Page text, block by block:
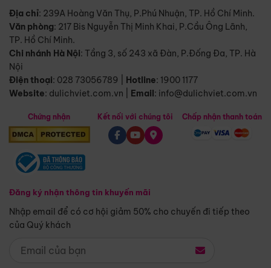
Địa chỉ: 239A Hoàng Văn Thụ, P.Phú Nhuận, TP. Hồ Chí Minh.
Văn phòng: 217 Bis Nguyễn Thị Minh Khai, P.Cầu Ông Lãnh,
TP. Hồ Chí Minh.
Chi nhánh Hà Nội: Tầng 3, số 243 xã Đàn, P.Đống Đa, TP. Hà
Nội
Điện thoại: 028 73056789 Hotline: 1900 1177
Website: dulichviet.com.vn Email: info@dulichviet.com.vn
Chứng nhận
Đăng ký nhận thông tin khuyến mãi
Nhập email để có cơ hội giảm 50% cho chuyến đi tiếp theo
của Quý khách
Kết nối với chúng tôi Chấp nhận thanh toán